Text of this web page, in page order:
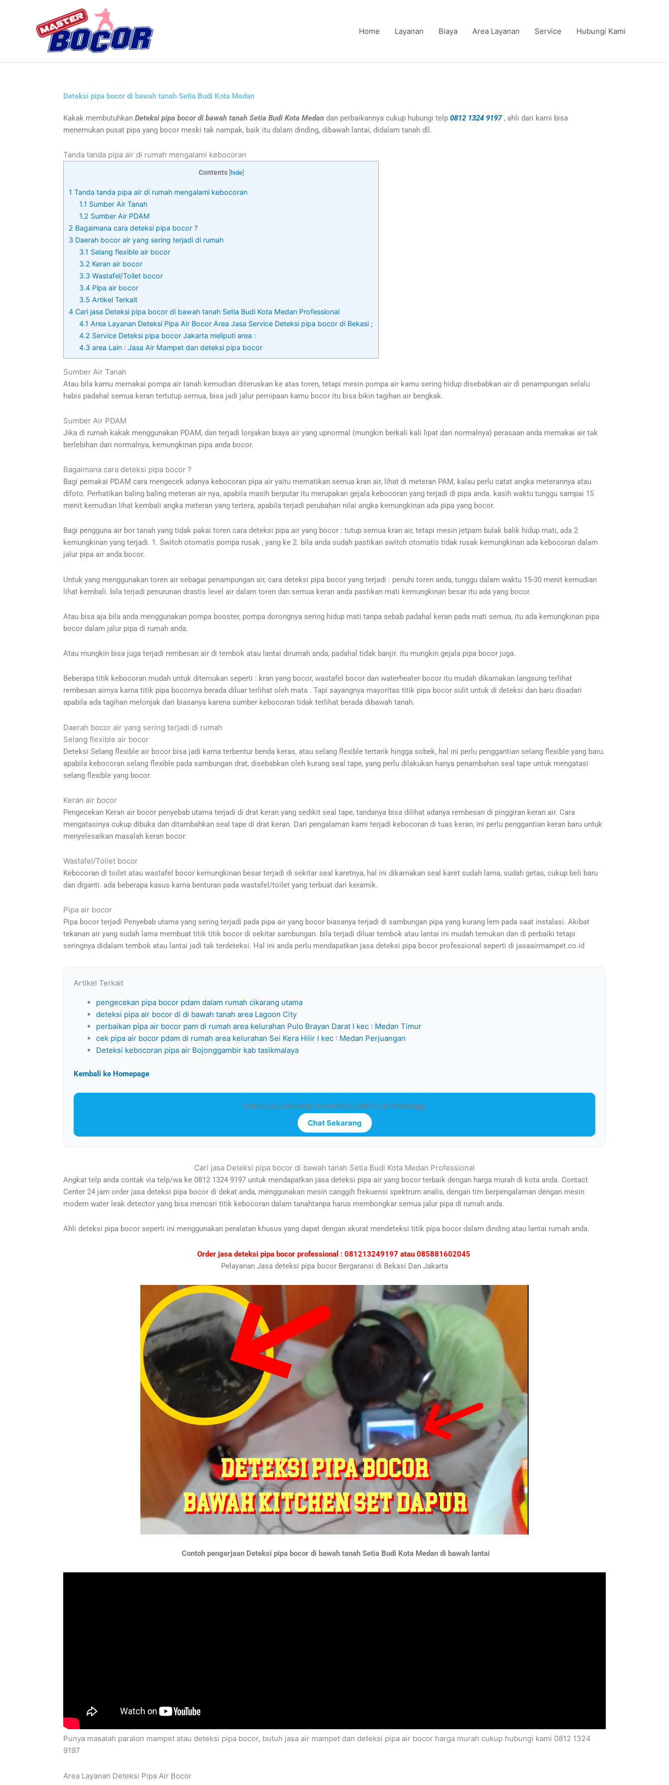
Home Layanan Biaya Area Layanan Service Hubungi Kami
Deteksi pipa bocor di bawah tanah Setia Budi Kota Medan
Kakak membutuhkan Deteksi pipa bocor di bawah tanah Setia Budi Kota Medan dan perbaikannya cukup hubungi telp 0812 1324 9197, ahli dari kami bisa
menemukan pusat pipa yang bocor meski tak nampak, baik itu dalam dinding, dibawah lantai, didalam tanah dll.
Tanda tanda pipa air di rumah mengalami kebocoran
Contents hide]
1 Tanda tanda pipa air di rumah mengalami kebocoran
1.1 Sumber Air Tanah
1.2 Sumber Air PDAM
2 Bagaimana cara deteksi pipa bocor ?
3 Daerah bocor air yang sering terjadi di rumah
3.1 Selang flexible air bocor
3.2 Keran air bocor
3.3 Wastafel/Toilet bocor
3.4 Pipa air bocor
3.5 Artikel Terkait
4 Cari jasa Deteksi pipa bocor di bawah tanah Setia Budi Kota Medan Professional
4.1 Area Layanan Deteksi Pipa Air Bocor Area Jasa Service Deteksi pipa bocor di Bekasi ;
4.2 Service Deteksi pipa bocor Jakarta meliputi area :
4.3 area Lain : Jasa Air Mampet dan deteksi pipa bocor
Sumber Air Tanah
Atau bila kamu memakai pompa air tanah kemudian diteruskan ke atas toren, tetapi mesin pompa air kamu sering hidup disebabkan air di penampungan selalu
habis padahal semua keran tertutup semua, bisa jadi jalur pemipaan kamu bocor itu bisa bikin tagihan air bengkak.
Sumber Air PDAM
Jika di rumah kakak menggunakan PDAM, dan terjadi lonjakan biaya air yang upnormal (mungkin berkali kali lipat dari normalnya) perasaan anda memakai air tak
berlebihan dari normalnya, kemungkinan pipa anda bocor.
Bagaimana cara deteksi pipa bocor ?
Bagi pemakai PDAM cara mengecek adanya kebocoran pipa air yaitu mematikan semua kran air, lihat di meteran PAM, kalau perlu catat angka meterannya atau
difoto. Perhatikan baling baling meteran air nya, apabila masih berputar itu merupakan gejala kebocoran yang terjadi di pipa anda. kasih waktu tunggu sampai 15
menit kemudian lihat kembali angka meteran yang tertera, apabila terjadi perubahan nilai angka kemungkinan ada pipa yang bocor.
Bagi pengguna air bor tanah yang tidak pakai toren cara deteksi pipa air yang bocor : tutup semua kran air, tetapi mesin jetpam bulak balik hidup mati, ada 2
kemungkinan yang terjadi. 1. Switch otomatis pompa rusak , yang ke 2. bila anda sudah pastikan switch otomatis tidak rusak kemungkinan ada kebocoran dalam
jalur pipa air anda bocor.
Untuk yang menggunakan toren air sebagai penampungan air, cara deteksi pipa bocor yang terjadi : penuhi toren anda, tunggu dalam waktu 15-30 menit kemudian
lihat kembali. bila terjadi penurunan drastis level air dalam toren dan semua keran anda pastikan mati kemungkinan besar itu ada yang bocor.
Atau bisa aja bila anda menggunakan pompa booster, pompa dorongnya sering hidup mati tanpa sebab padahal keran pada mati semua, itu ada kemungkinan pipa
bocor dalam jalur pipa di rumah anda.
Atau mungkin bisa juga terjadi rembesan air di tembok atau lantai dirumah anda, padahal tidak banjir. itu mungkin gejala pipa bocor juga.
Beberapa titik kebocoran mudah untuk ditemukan seperti : kran yang bocor, wastafel bocor dan waterheater bocor itu mudah dikarnakan langsung terlihat
rembesan airnya karna titik pipa bocornya berada diluar terlihat oleh mata . Tapi sayangnya mayoritas titik pipa bocor sulit untuk di deteksi dan baru disadari
apabila ada tagihan melonjak dari biasanya karena sumber kebocoran tidak terlihat berada dibawah tanah.
Daerah bocor air yang sering terjadi di rumah
Selang flexible air bocor
Deteksi Selang flexible air bocor bisa jadi karna terbentur benda keras, atau selang flexible tertarik hingga sobek, hal ini perlu penggantian selang flexible yang baru.
apabila kebocoran selang flexible pada sambungan drat, disebabkan oleh kurang seal tape, yang perlu dilakukan hanya penambahan seal tape untuk mengatasi
selang flexible yang bocor.
Keran air bocor
Pengecekan Keran air bocor penyebab utama terjadi di drat keran yang sedikit seal tape, tandanya bisa dilihat adanya rembesan di pinggiran keran air. Cara
mengatasinya cukup dibuka dan ditambahkan seal tape di drat keran. Dari pengalaman kami terjadi kebocoran di tuas keran, ini perlu penggantian keran baru untuk
menyelesaikan masalah keran bocor.
Wastafel/Toilet bocor
Kebocoran di toilet atau wastafel bocor kemungkinan besar terjadi di sekitar seal karetnya, hal ini dikarnakan seal karet sudah lama, sudah getas, cukup beli baru
dan diganti. ada beberapa kasus karna benturan pada wastafel/toilet yang terbuat dari keramik.
Pipa air bocor
Pipa bocor terjadi Penyebab utama yang sering terjadi pada pipa air yang bocor biasanya terjadi di sambungan pipa yang kurang lem pada saat instalasi. Akibat
tekanan air yang sudah lama membuat titik titik bocor di sekitar sambungan. bila terjadi diluar tembok atau lantai ini mudah temukan dan di perbaiki tetapi
seringnya didalam tembok atau lantai jadi tak terdeteksi. Hal ini anda perlu mendapatkan jasa deteksi pipa bocor professional seperti di jasaairmampet.co.id
Artikel Terkait
pengecekan pipa bocor pdam dalam rumah cikarang utama
deteksi pipa air bocor di di bawah tanah area Lagoon City
perbaikan pipa air bocor pam di rumah area kelurahan Pulo Brayan Darat I kec : Medan Timur
cek pipa air bocor pdam di rumah area kelurahan Sei Kera Hilir I kec : Medan Perjuangan
Deteksi kebocoran pipa air Bojonggambir kab tasikmalaya
Kembali ke Homepage
Butuh jasa sekarang? Konsultasi GRATIS via WhatsApp
Chat Sekarang
Cari jasa Deteksi pipa bocor di bawah tanah Setia Budi Kota Medan Professional
Angkat telp anda contak via telp/wa ke 0812 1324 9197 untuk mendapatkan jasa deteksi pipa air yang bocor terbaik dengan harga murah di kota anda. Contact
Center 24 jam order jasa deteksi pipa bocor di dekat anda, menggunakan mesin canggih frekuensi spektrum analis, dengan tim berpengalaman dengan mesin
modern water leak detector yang bisa mencari titik kebocoran dalam tanahtanpa harus membongkar semua jalur pipa di rumah anda.
Ahli deteksi pipa bocor seperti ini menggunakan peralatan khusus yang dapat dengan akurat mendeteksi titik pipa bocor dalam dinding atau lantai rumah anda.
Order jasa deteksi pipa bocor professional : 081213249197 atau 085881602045
Pelayanan Jasa deteksi pipa bocor Bergaransi di Bekasi Dan Jakarta
Contoh pengerjaan Deteksi pipa bocor di bawah tanah Setia Budi Kota Medan di bawah lantai
Punya masalah paralon mampet atau deteksi pipa bocor, butuh jasa air mampet dan deteksi pipa air bocor harga murah cukup hubungi kami 0812 1324
9197
Area Layanan Deteksi Pipa Air Bocor